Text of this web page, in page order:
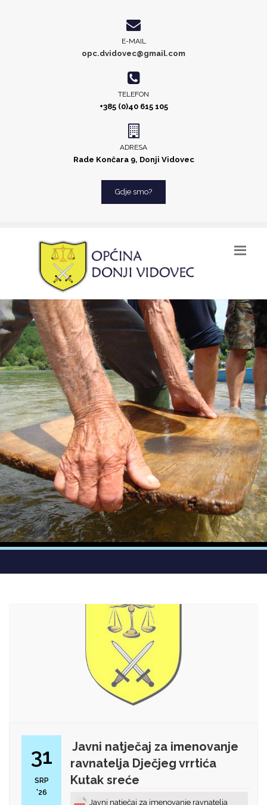
E-MAIL
opc.dvidovec@gmail.com
TELEFON
+385 (0)40 615 105
ADRESA
Rade Končara 9, Donji Vidovec
Gdje smo?
31
SRP
'26
Javni natječaj za imenovanje
ravnatelja Dječjeg vrrtića
Kutak sreće
Javni natječaj za imenovanje ravnatelja